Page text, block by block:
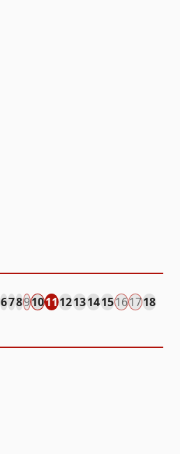
6789101112131415161718